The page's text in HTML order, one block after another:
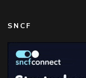
SNCF